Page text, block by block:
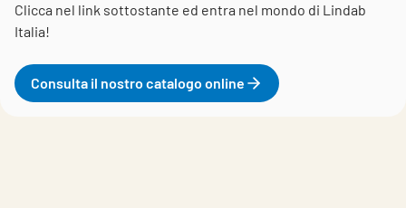
Clicca nel link sottostante ed entra nel mondo di Lindab
Italia!
Consulta il nostro catalogo online